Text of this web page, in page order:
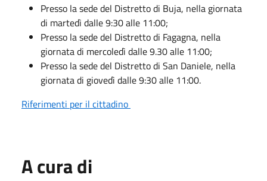
Presso la sede del Distretto di Buja, nella giornata
di martedì dalle 9:30 alle 11:00;
Presso la sede del Distretto di Fagagna, nella
giornata di mercoledì dalle 9.30 alle 11:00;
Presso la sede del Distretto di San Daniele, nella
giornata di giovedì dalle 9:30 alle 11:00.
Riferimenti per il cittadino
A cura di